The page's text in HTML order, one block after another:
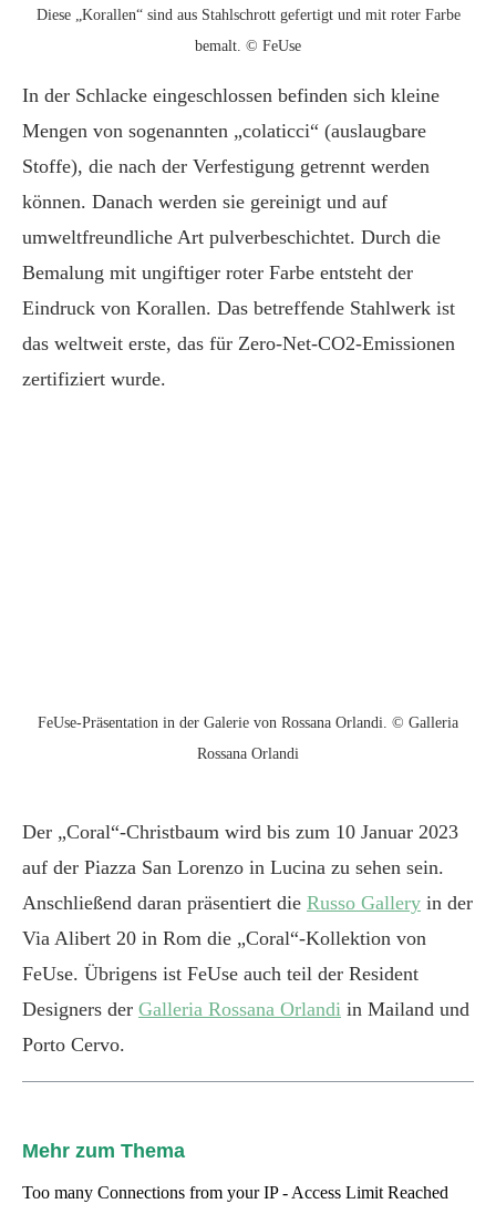
Diese „Korallen“ sind aus Stahlschrott gefertigt und mit roter Farbe
bemalt. © FeUse
In der Schlacke eingeschlossen befinden sich kleine
Mengen von sogenannten „colaticci“ (auslaugbare
Stoffe), die nach der Verfestigung getrennt werden
können. Danach werden sie gereinigt und auf
umweltfreundliche Art pulverbeschichtet. Durch die
Bemalung mit ungiftiger roter Farbe entsteht der
Eindruck von Korallen. Das betreffende Stahlwerk ist
das weltweit erste, das für Zero-Net-CO2-Emissionen
zertifiziert wurde.
FeUse-Präsentation in der Galerie von Rossana Orlandi. © Galleria
Rossana Orlandi
Der „Coral“-Christbaum wird bis zum 10 Januar 2023
auf der Piazza San Lorenzo in Lucina zu sehen sein.
Anschließend daran präsentiert die Russo Gallery in der
Via Alibert 20 in Rom die „Coral“-Kollektion von
FeUse. Übrigens ist FeUse auch teil der Resident
Designers der Galleria Rossana Orlandi in Mailand und
Porto Cervo.
Mehr zum Thema